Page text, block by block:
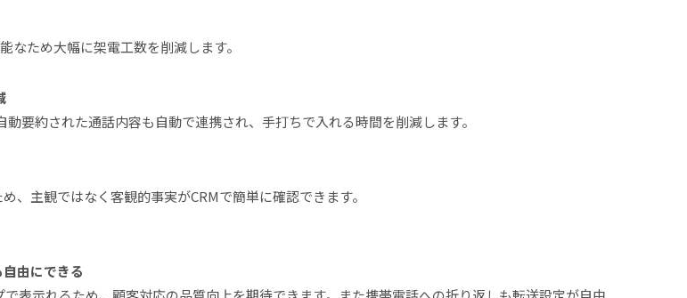
ため大幅に架電工数を削減します。
要約された通話内容も自動で連携され、手打ちで入れる時間を削減します。
主観ではなく客観的事実がCRMで簡単に確認できます。
由にできる